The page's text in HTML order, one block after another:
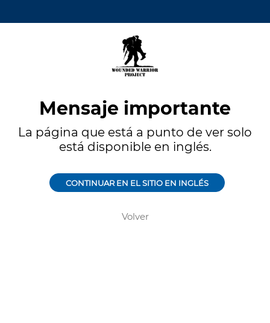
Mensaje importante
La página que está a punto de ver solo
está disponible en inglés.
CONTINUAR EN EL SITIO EN INGLÉS
Volver